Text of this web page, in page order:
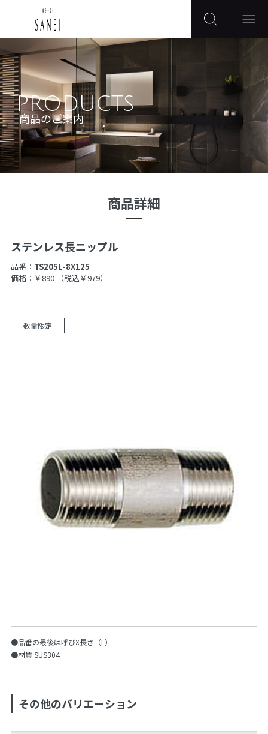
PRODUCTS
商品のご案内
商品詳細
ステンレス長ニップル
品番： TS205L-8X125
価格：￥890
（税込￥979）
数量限定
●品番の最後は呼びX長さ（L）
●材質 SUS304
その他のバリエーション